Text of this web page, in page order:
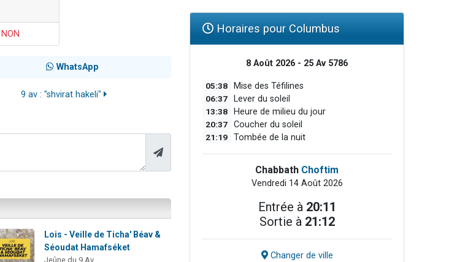
NON
WhatsApp
9 av : "shvirat hakeli"
Lois - Veille de Ticha' Béav &
Séoudat Hamafséket
Jeûne du 9 Av
Horaires pour Columbus
8 Août 2026 - 25 Av 5786
05:38 Mise des Téfilines
06:37 Lever du soleil
13:38 Heure de milieu du jour
20:37 Coucher du soleil
21:19 Tombée de la nuit
Chabbath Choftim
Vendredi 14 Août 2026
Entrée à 20:11
Sortie à 21:12
Changer de ville